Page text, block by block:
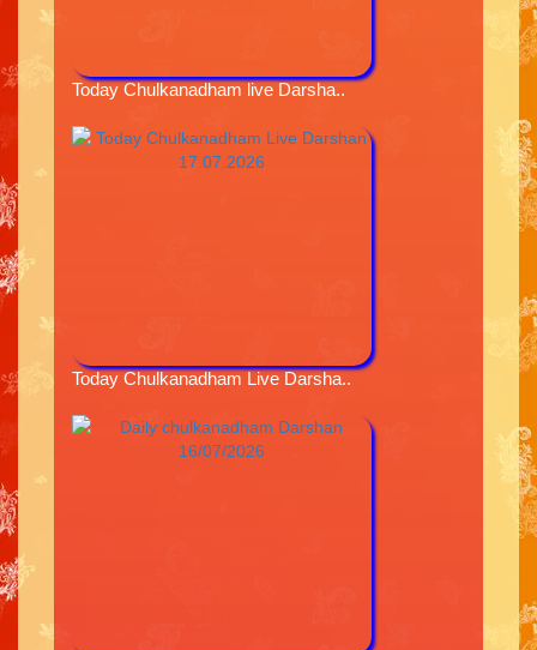
Today Chulkanadham live Darsha..
Today Chulkanadham Live Darsha..